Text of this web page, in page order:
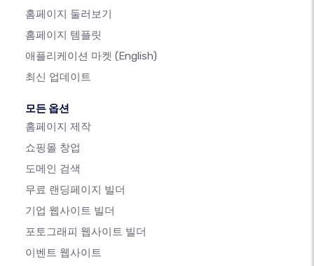
홈페이지 둘러보기
홈페이지 템플릿
애플리케이션 마켓 (English)
최신 업데이트
모든 옵션
홈페이지 제작
쇼핑몰 창업
도메인 검색
무료 랜딩페이지 빌더
기업 웹사이트 빌더
포토그래피 웹사이트 빌더
이벤트 웹사이트